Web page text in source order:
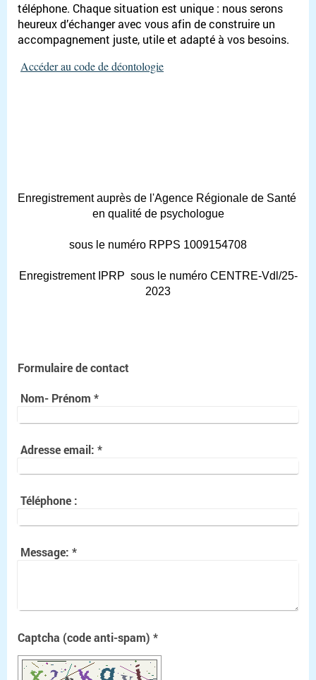
téléphone. Chaque situation est unique : nous serons
heureux d’échanger avec vous afin de construire un
accompagnement juste, utile et adapté à vos besoins.
Accéder au code de déontologie
Enregistrement auprès de l'Agence Régionale de Santé
en qualité de psychologue
sous le numéro RPPS 1009154708
Enregistrement IPRP  sous le numéro CENTRE-Vdl/25-
2023
Formulaire de contact
Nom- Prénom *
Adresse email: *
Téléphone :
Message: *
Captcha (code anti-spam) *